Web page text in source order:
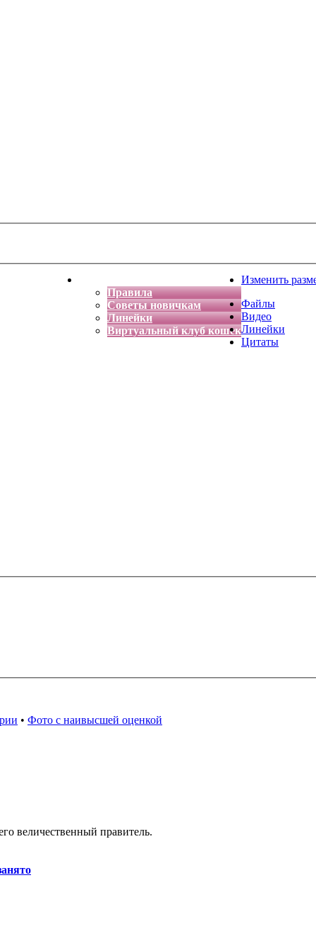
фантазия
Правила
Советы новичкам
Линейки
Виртуальный клуб кошек
Изменить
Файлы
Видео
Линейки
Цитаты
• Фото с наивысшей оценкой
величественный правитель.